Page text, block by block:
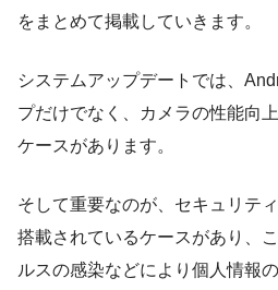
をまとめて掲載していきます。
システムアップデートでは、
プだけでなく、
カメラの性能向
ケースがあります。
そして重要なのが、 セキュリテ
搭載されているケースがあり
、
ルスの感染などにより 個人情報